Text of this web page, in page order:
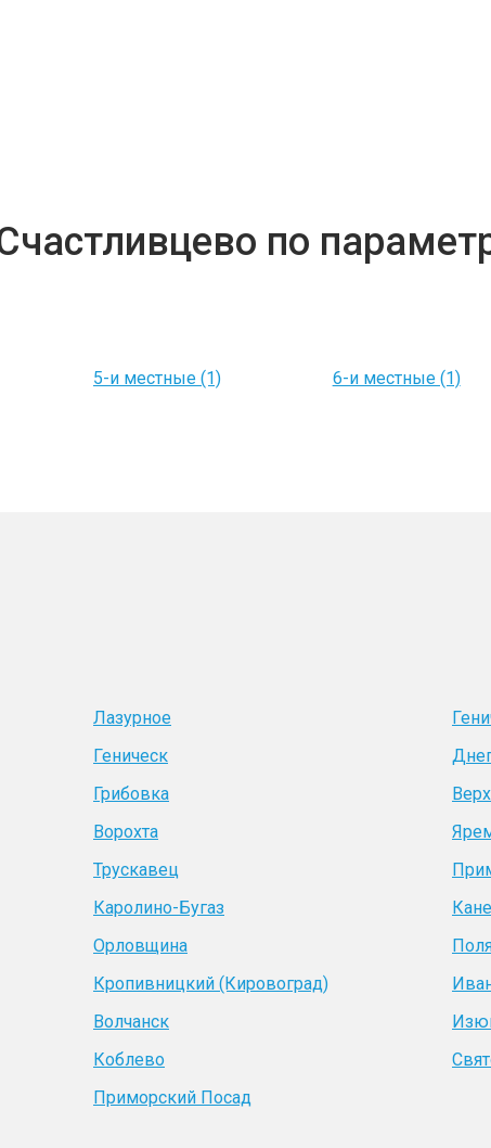
по
5-и местные (1) 6-и местные (1)
Лазурное
Геническ
Грибовка
Ворохта
Трускавец
Каролино-Бугаз
Орловщина
Кропивницкий (Кировоград)
Волчанск
Коблево
Приморский Посад